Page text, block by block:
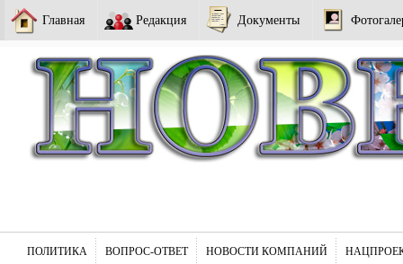
Главная Редакция Документы
ПОЛИТИКА ВОПРОС-ОТВЕТ НОВОСТИ КОМПАНИЙ